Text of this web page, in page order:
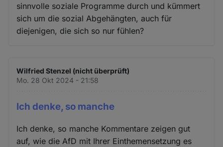
sinnvolle soziale Programme durch und kümmert
sich um die sozial Abgehängten, auch für
diejenigen, die sich so nur fühlen?
Wilfried Stenzel (nicht überprüft)
Mo. 28 Okt 2024 - 21:58
Ich denke, so manche
Ich denke, so manche Kommentare zeigen gut
auf, wie die AfD mit Ihrer Einthemensetzung es